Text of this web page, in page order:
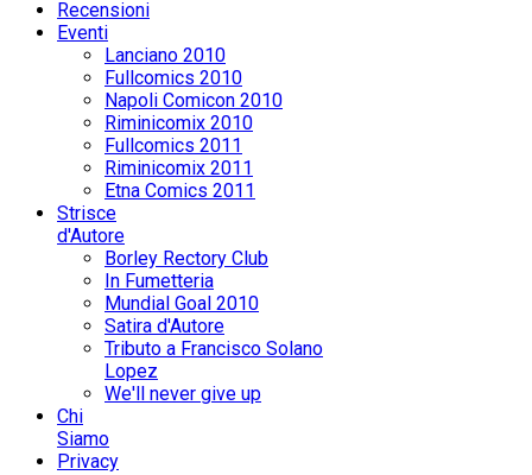
Recensioni
Eventi
Lanciano 2010
Fullcomics 2010
Napoli Comicon 2010
Riminicomix 2010
Fullcomics 2011
Riminicomix 2011
Etna Comics 2011
Strisce
d'Autore
Borley Rectory Club
In Fumetteria
Mundial Goal 2010
Satira d'Autore
Tributo a Francisco Solano
Lopez
We'll never give up
Chi
Siamo
Privacy